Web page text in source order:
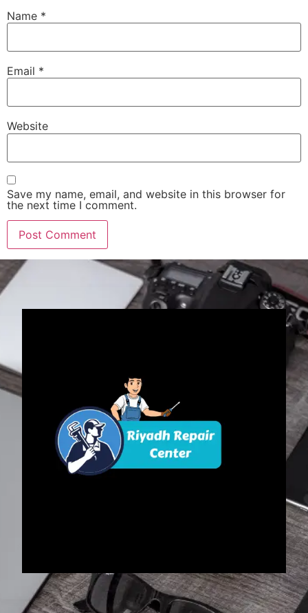
Name *
Email *
Website
Save my name, email, and website in this browser for
the next time I comment.